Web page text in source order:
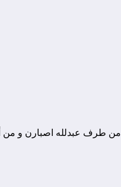
مدونة تقنية يوجد مقرها في المغرب, و قد تم